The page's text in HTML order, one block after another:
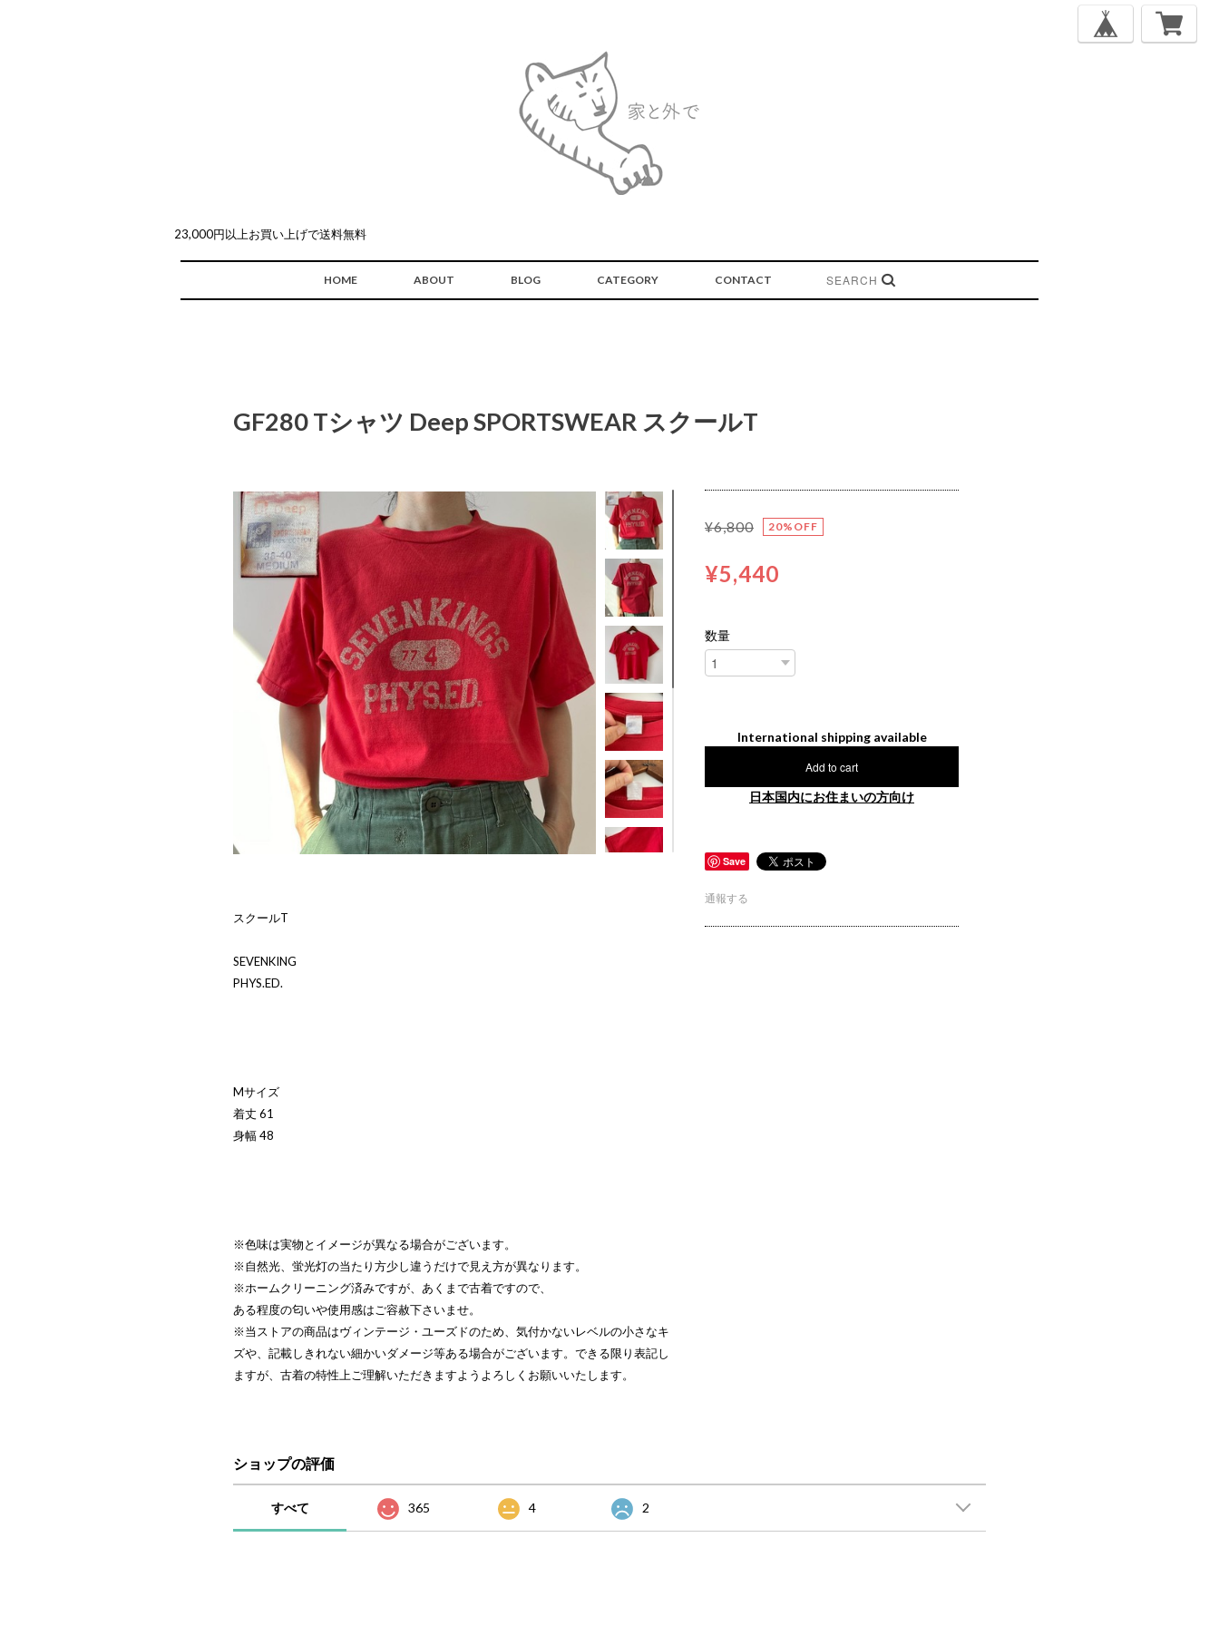
23,000円以上お買い上げで送料無料
HOME ABOUT BLOG CATEGORY CONTACT
GF280 Tシャツ Deep SPORTSWEAR スクールT
スクールT
SEVENKING
PHYS.ED.
Mサイズ
着丈 61
身幅 48
※色味は実物とイメージが異なる場合がございます。
※自然光、蛍光灯の当たり方少し違うだけで見え方が異なります。
※ホームクリーニング済みですが、あくまで古着ですので、
ある程度の匂いや使用感はご容赦下さいませ。
※当ストアの商品はヴィンテージ・ユーズドのため、気付かないレベルの小さなキ
ズや、記載しきれない細かいダメージ等ある場合がございます。できる限り表記し
ますが、古着の特性上ご理解いただきますようよろしくお願いいたします。
¥6,800 20%OFF
¥5,440
数量
International shipping available
Add to cart
日本国内にお住まいの方向け
Save
通報する
ショップの評価
すべて 365 4 2